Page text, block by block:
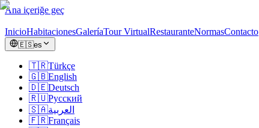
Ana içeriğe geç
InicioHabitacionesGaleríaTour VirtualRestauranteNormasContacto
🇪🇸es
🇹🇷Türkçe
🇬🇧English
🇩🇪Deutsch
🇷🇺Русский
🇸🇦العربية
🇫🇷Français